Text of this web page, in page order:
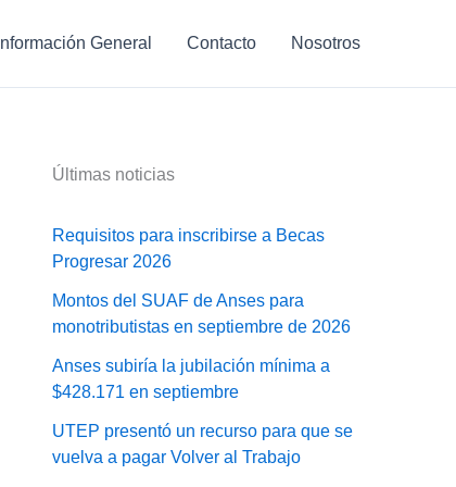
Información General Contacto Nosotros
Últimas noticias
Requisitos para inscribirse a Becas
Progresar 2026
Montos del SUAF de Anses para
monotributistas en septiembre de 2026
Anses subiría la jubilación mínima a
$428.171 en septiembre
UTEP presentó un recurso para que se
vuelva a pagar Volver al Trabajo